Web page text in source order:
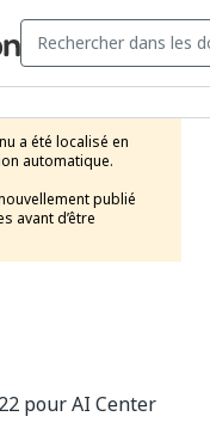
a été localisé en
automatique.
publié
avant d’être
pour AI Center